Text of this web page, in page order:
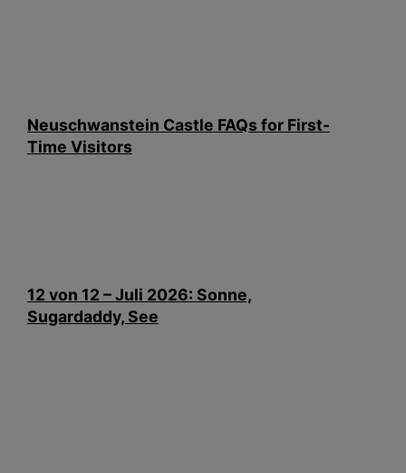
Neuschwanstein Castle FAQs for First-
Time Visitors
12 von 12 – Juli 2026: Sonne,
Sugardaddy, See